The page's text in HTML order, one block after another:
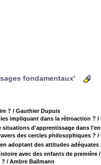
fondamentaux'
? / Gauthier Dupuis
impliquant dans la rétroaction ? /
d'apprentissage dans
des cercles philosophiques ? /
adoptant des attitudes
avec des enfants de première
? / Ambre Ballmann